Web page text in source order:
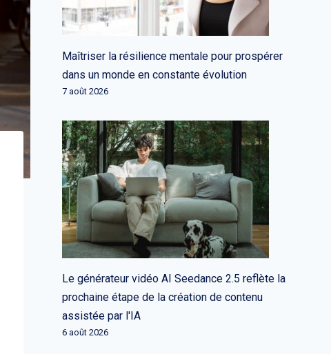
Maîtriser la résilience mentale pour prospérer
dans un monde en constante évolution
7 août 2026
Le générateur vidéo AI Seedance 2.5 reflète la
prochaine étape de la création de contenu
assistée par l'IA
6 août 2026